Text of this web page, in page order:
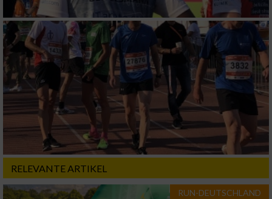
RELEVANTE ARTIKEL
RUN-DEUTSCHLAND
Performance
Funktional
Werbung